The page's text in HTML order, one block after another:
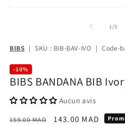
1 /de
3
BIBS | SKU : BIB-BAV-IVO | Code-
-10%
BIBS BANDANA BIB
Aucun avis
Prix
159.00 MAD
Prix
143.00 MAD